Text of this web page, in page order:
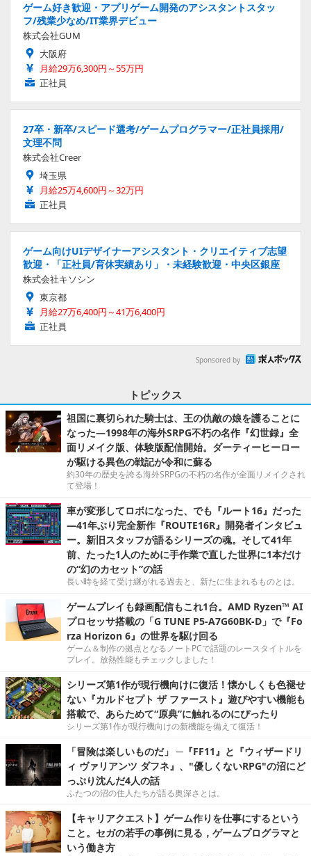
ゲーム好き歓迎・アプリゲーム開発のアシスタントスタッ
フ/残業少なめ/IT業界デビュー
株式会社GUM
大阪府
月給29万6,300円～55万円
正社員
27卒・新卒/スピード選考/ゲームプログラマー/正社員採用/
文理不問
株式会社Creer
埼玉県
月給25万4,600円～32万円
正社員
ゲーム向けUIデザイナーアシスタント・クリエイティブ志望
歓迎・「正社員/育休実績あり」・未経験歓迎・中央区銀座
株式会社キソシン
東京都
月給27万6,400円～41万6,400円
正社員
Sponsored by
トピックス
祖国に裏切られた騎士は、王の仇敵の娘を護ることに
なった―1998年の海外SRPG不朽の名作『幻世録』全
面リメイク版、体験版配信開始。ダーティーヒーロー
が駆ける異色の戦記が令和に蘇る
約30年の歴史を誇る海外SRPGの不朽の名作が全面リメイクされ
て登場！
車が変形してロボになった、でも『ルート16』だった
―41年ぶり完全新作『ROUTE16R』開発者インタビュ
ー。新旧スタッフが語るシリーズの魂。そして41年
前、たった1人のために手作業で直した世界に1本だけ
の“幻のカセット”の話
長い時を経て受け継がれる過去と、新たに生まれるものとは。
ゲームプレイも録画配信もこれ1台。AMD Ryzen™ AI
プロセッサ搭載の「G TUNE P5-A7G60BK-D」で『Fo
rza Horizon 6』の世界を駆け回る
ゲーム＆制作の拠点となるノートPCで話題のレースタイトルを
プレイ。放熱性能もチェックしました！
シリーズ第1作が現行機向けに復活！懐かしくも色褪せ
ない『カルドセプト ザ ファースト』遊びやすい機能も
搭載で、あらためて“原典”に触れるのにぴったり
シリーズ第1作が現行機向けの新機能を備えて復活！
「冒険は楽しいものだ」 ─『FF11』と『ウィザードリ
ィ ヴァリアンツ ダフネ』、"優しくないRPG"の沼にど
っぷり沈んだ4人の話
ふたつの沼の住人たちが語る奥深さとは。
【キャリアクエスト】ゲーム作りを仕事にするという
こと。セガの若手の事例に見る，ゲームプログラマと
いう働き方